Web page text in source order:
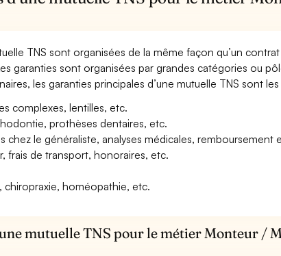
TNS sont organisées de la même façon qu’un
garanties sont organisées par grandes catégories ou
les garanties principales d’une mutuelle TNS sont
complexes, lentilles, etc.
prothèses dentaires, etc.
chez le généraliste, analyses médicales, remboursement
frais de transport, honoraires, etc.
chiropraxie, homéopathie, etc.
mutuelle TNS pour le métier Monteur /